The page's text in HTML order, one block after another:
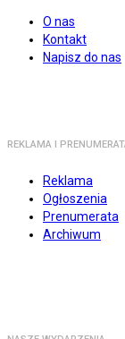
O nas
Kontakt
Napisz do nas
REKLAMA I
Reklama
Ogłoszenia
Prenumerata
Archiwum